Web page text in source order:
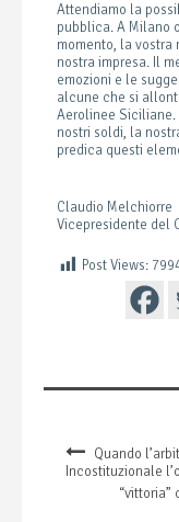
Attendiamo la
pubblica. A Milano
momento, la
nostra impresa. Il
emozioni e le
alcune che si
Aerolinee Siciliane.
nostri soldi, la
predica questi
Claudio Melchiorre
Vicepresidente del
Post Views:
Quando
Incostituzionale
“vittoria”